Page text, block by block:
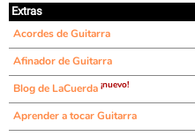
Extras
Acordes de Guitarra
Afinador de Guitarra
Blog de LaCuerda ¡nuevo!
Aprender a tocar Guitarra